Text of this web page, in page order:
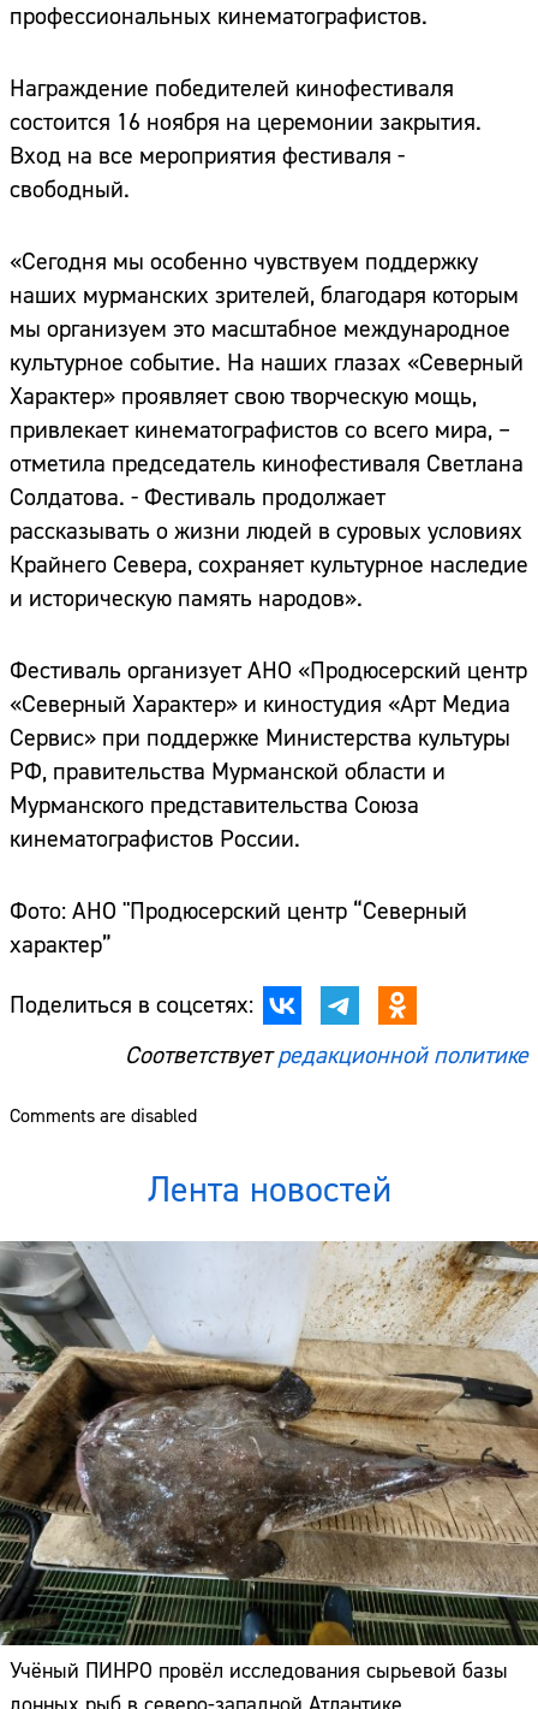
профессиональных кинематографистов.
Награждение победителей кинофестиваля
состоится 16 ноября на церемонии закрытия.
Вход на все мероприятия фестиваля -
свободный.
«Сегодня мы особенно чувствуем поддержку
наших мурманских зрителей, благодаря которым
мы организуем это масштабное международное
культурное событие. На наших глазах «Северный
Характер» проявляет свою творческую мощь,
привлекает кинематографистов со всего мира, –
отметила председатель кинофестиваля Светлана
Солдатова. - Фестиваль продолжает
рассказывать о жизни людей в суровых условиях
Крайнего Севера, сохраняет культурное наследие
и историческую память народов».
Фестиваль организует АНО «Продюсерский центр
«Северный Характер» и киностудия «Арт Медиа
Сервис» при поддержке Министерства культуры
РФ, правительства Мурманской области и
Мурманского представительства Союза
кинематографистов России.
Фото: АНО "Продюсерский центр “Северный
характер”
Поделиться в соцсетях:
Соответствуетредакционной политике
Comments are disabled
Лента новостей
Учёный ПИНРО провёл исследования сырьевой базы